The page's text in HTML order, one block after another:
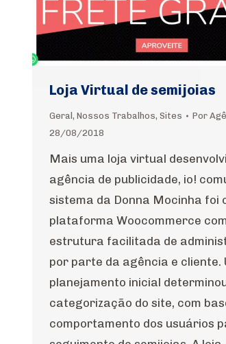
Loja Virtual de semijoias
Geral , Nossos Trabalhos, Sites Por
28/08/2018
Mais uma loja virtual
agência de publicidade, io!
sistema da Donna Mocinha foi
plataforma Woocommerce
estrutura facilitada de
por parte da agência e cliente.
planejamento inicial
categorização do site, com
comportamento dos usuários